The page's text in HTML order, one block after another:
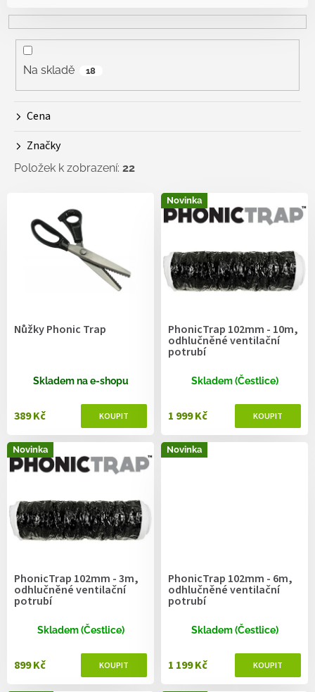
e
n
Na skladě 18
Cena
Značky
Položek k zobrazení: 22
Nůžky Phonic Trap
Skladem na e-shopu
389 Kč
Novinka
PhonicTrap 102mm - 10m,
odhlučněné ventilační
potrubí
Skladem (Čestlice)
1 999 Kč
Novinka
PhonicTrap 102mm - 3m,
odhlučněné ventilační
potrubí
Skladem (Čestlice)
899 Kč
Novinka
PhonicTrap 102mm - 6m,
odhlučněné ventilační
potrubí
Skladem (Čestlice)
1 199 Kč